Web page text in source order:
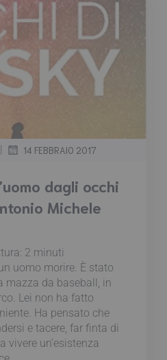
| 14 FEBBRAIO 2017
dagli occhi
Michele
2 minuti
uomo morire. È stato
mazza da baseball, in
Lei non ha fatto
Ha pensato che
e tacere, far finta di
vivere un’esistenza